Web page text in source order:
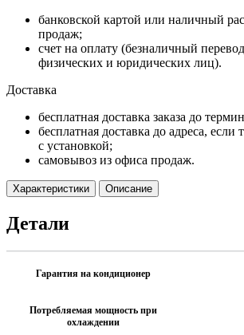
банковской картой или наличный
продаж;
счет на оплату (безналичный
физических и юридических лиц).
Доставка
бесплатная доставка заказа до
бесплатная доставка до адреса, если
с установкой;
самовывоз из офиса продаж.
Характеристики Описание
Детали
Гарантия на кондиционер
Потребляемая мощность при
охлаждении